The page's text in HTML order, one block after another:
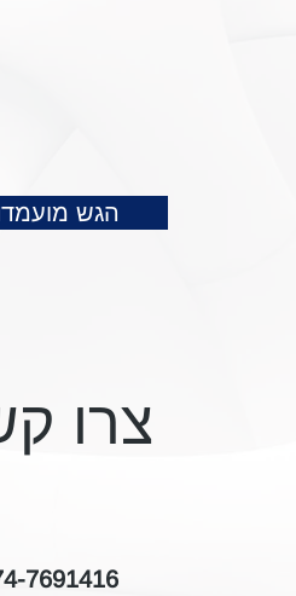
הגש
צרו
7691416